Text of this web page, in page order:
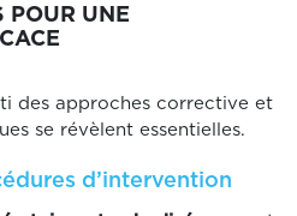
POUR UNE
des approches corrective et
se révèlent essentielles.
d’intervention